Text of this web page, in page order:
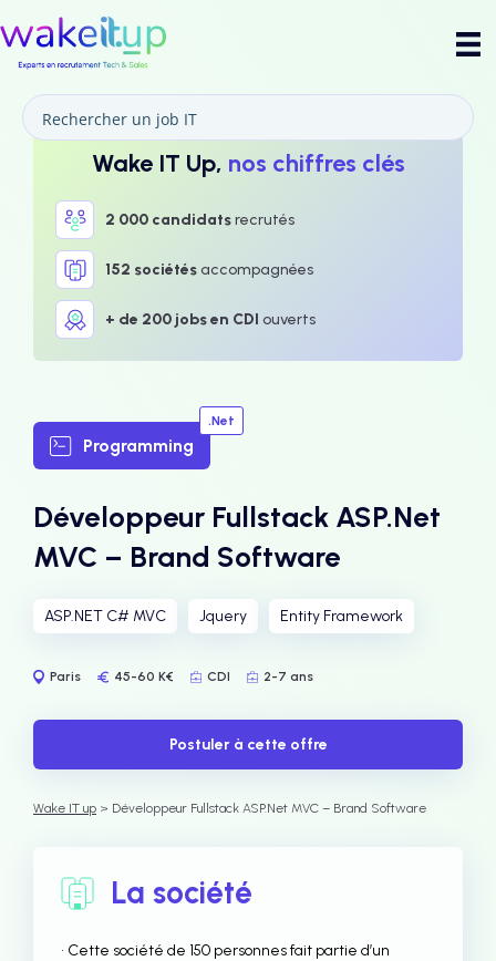
Wake IT Up, nos chiffres clés
2 000 candidatsrecrutés
152 sociétésaccompagnées
+ de 200 jobs en CDI ouverts
Programming
.Net
Développeur Fullstack ASP.Net
MVC – Brand Software
ASP.NET C# MVC Jquery Entity Framework
Paris 45-60 K€ CDI 2-7 ans
Postuler à cette offre
Wake IT up > Développeur Fullstack ASP.Net MVC – Brand Software
La société
• Cette société de 150 personnes fait partie d’un